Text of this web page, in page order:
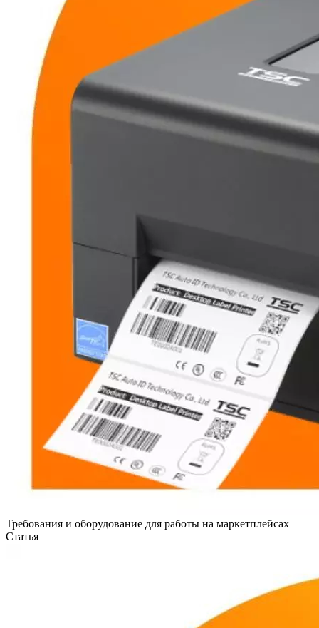
Требования и оборудование для работы на маркетплейсах
Статья